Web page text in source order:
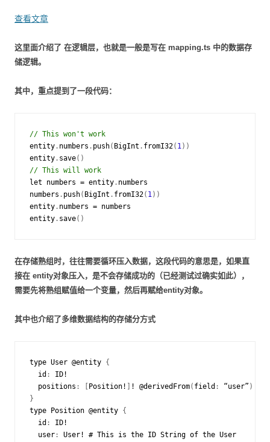
查看文章
这里面介绍了 在逻辑层，也就是一般是写在 mapping.ts 中的数据存
储逻辑。
其中，重点提到了一段代码：
// This won't work
entity . numbers . push( BigInt . fromI32( 1))
entity . save()
// This will work
let
numbers = entity . numbers
numbers . push( BigInt . fromI32( 1))
entity . numbers = numbers
entity . save()
在存储熟组时，往往需要循环压入数据，这段代码的意思是，如果直
接在 entity对象压入，是不会存储成功的（已经测试过确实如此），
需要先将熟组赋值给一个变量，然后再赋给entity对象。
其中也介绍了多维数据结构的存储分方式
type User @entity {
id : ID !
positions : Position ! ! @derivedFrom( field : “user” )
}
type
Position @entity {
id : ID !
user : User ! # This is the ID String of the User